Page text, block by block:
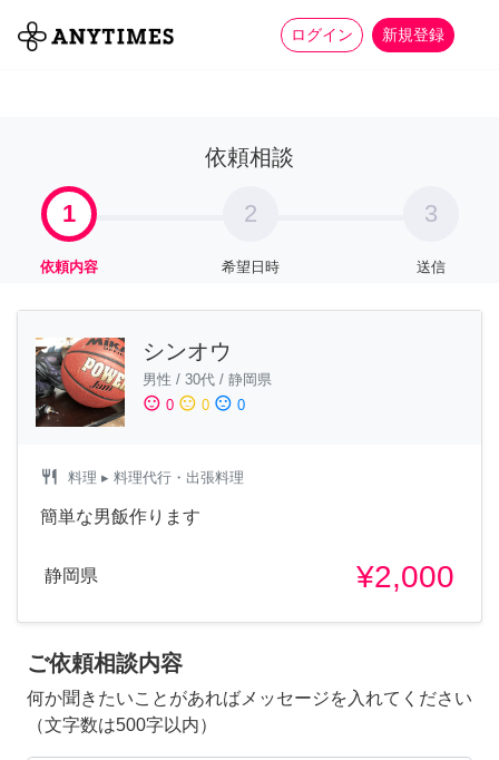
ログイン 新規登録
全て 家事 more_horiz
依頼相談
1
依頼内容
2
希望日時
3
送信
シンオウ
男性 / 30代 / 静岡県
sentiment_satisfied 0 sentiment_neutral 0 sentiment_dissatisfied 0
restaurant 料理 ▸ 料理代行・出張料理
簡単な男飯作ります
静岡県 ¥2,000
ご依頼相談内容
何か聞きたいことがあればメッセージを入れてください
（文字数は500字以内）